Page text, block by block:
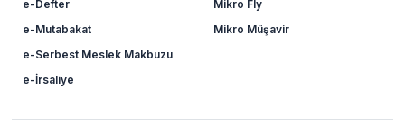
e-Defter
e-Mutabakat
e-Serbest Meslek Makbuzu
e-İrsaliye
Mikro Fly
Mikro Müşavir